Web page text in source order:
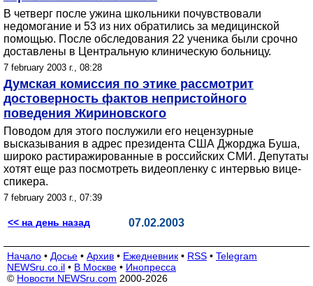
В четверг после ужина школьники почувствовали
недомогание и 53 из них обратились за медицинской
помощью. После обследования 22 ученика были срочно
доставлены в Центральную клиническую больницу.
7 february 2003 г., 08:28
Думская комиссия по этике рассмотрит
достоверность фактов непристойного
поведения Жириновского
Поводом для этого послужили его нецензурные
высказывания в адрес президента США Джорджа Буша,
широко растиражированные в российских СМИ. Депутаты
хотят еще раз посмотреть видеопленку с интервью вице-
спикера.
7 february 2003 г., 07:39
<< на день назад 07.02.2003
Начало • Досье • Архив • Ежедневник • RSS • Telegram
NEWSru.co.il • В Москве • Инопресса
© Новости NEWSru.com 2000-2026